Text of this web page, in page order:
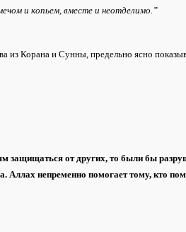
и копьем, вместе и неотделимо.”
из Корана и Сунны, предельно ясно
защищаться от других, то были бы
непременно помогает тому, кто